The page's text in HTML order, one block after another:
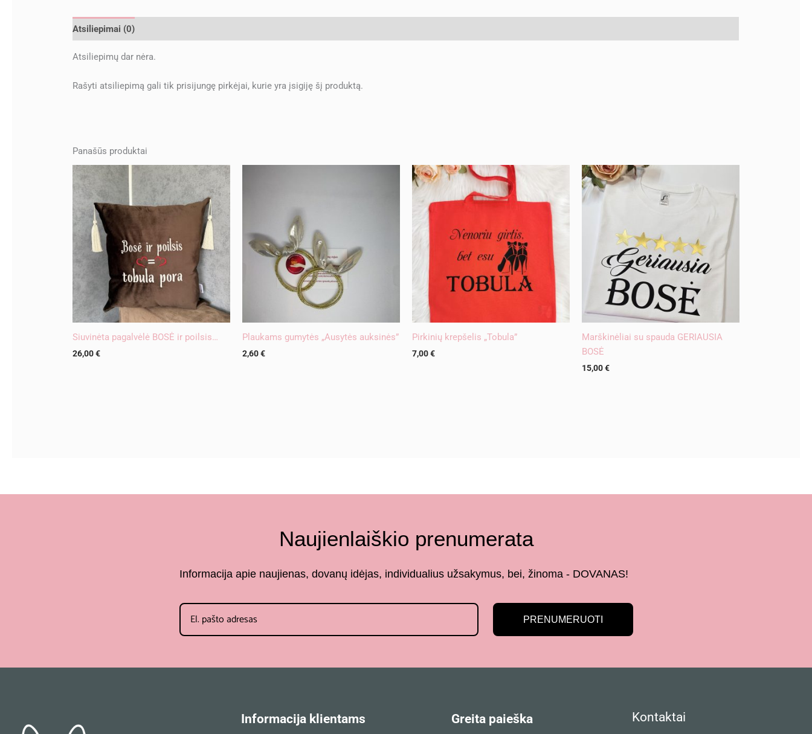
Atsiliepimai (0)
Atsiliepimų dar nėra.
Rašyti atsiliepimą gali tik prisijungę pirkėjai, kurie yra įsigiję šį produktą.
Panašūs produktai
Siuvinėta pagalvėlė BOSĖ ir poilsis…
26,00€
Plaukams gumytės „Ausytės auksinės”
2,60€
Pirkinių krepšelis „Tobula”
7,00€
Marškinėliai su spauda GERIAUSIA
BOSĖ
15,00€
Naujienlaiškio prenumerata
Informacija apie naujienas, dovanų idėjas, individualius užsakymus, bei, žinoma - DOVANAS!
PRENUMERUOTI
Informacija klientams Greita paieška Kontaktai